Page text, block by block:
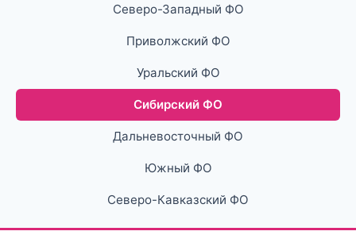
Северо-Западный ФО
Приволжский ФО
Уральский ФО
Сибирский ФО
Дальневосточный ФО
Южный ФО
Северо-Кавказский ФО